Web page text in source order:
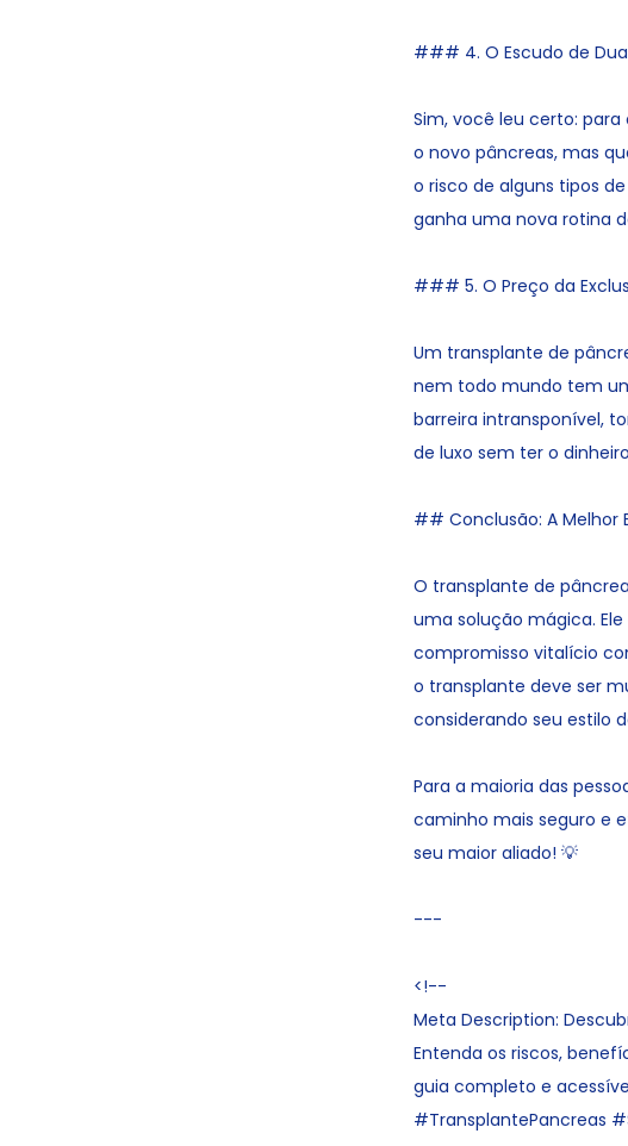
### 4. O Escudo de
Sim, você leu certo:
o novo pâncreas, mas
o risco de alguns tipos
ganha uma nova rotina
### 5. O Preço da
Um transplante de
nem todo mundo tem
barreira intransponível,
de luxo sem ter o
## Conclusão: A Melhor
O transplante de
uma solução mágica.
compromisso vitalício
o transplante deve ser
considerando seu estilo
Para a maioria das
caminho mais seguro e
seu maior aliado! 💡
---
<!--
Meta Description:
Entenda os riscos,
guia completo e
#TransplantePancreas